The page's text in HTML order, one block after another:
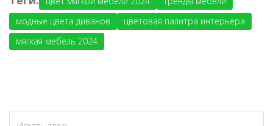
модные цвета диванов
цветовая палитра интерьера
мягкая мебель 2024